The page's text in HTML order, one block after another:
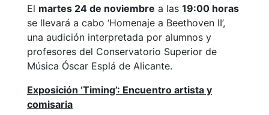
El martes 24 de noviembre a las 19:00 horas
se llevará a cabo ‘Homenaje a Beethoven II’,
una audición interpretada por alumnos y
profesores del Conservatorio Superior de
Música Óscar Esplá de Alicante.
Exposición ‘Timing’: Encuentro artista y
comisaria